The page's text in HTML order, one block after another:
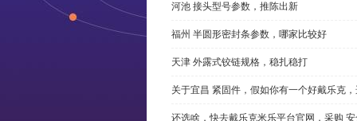
河池 接头型号参数，推陈出新
福州 半圆形密封条参数，哪家比较好
天津 外露式铰链规格，稳扎稳打
关于宜昌 紧固件，假如你有一个好戴乐克
还选啥，快去戴乐克米乐平台官网，采购